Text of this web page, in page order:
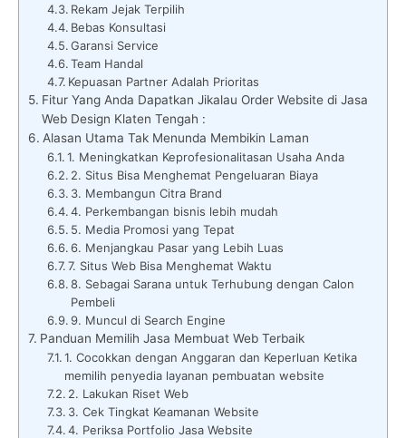
Rekam Jejak Terpilih
Bebas Konsultasi
Garansi Service
Team Handal
Kepuasan Partner Adalah Prioritas
Fitur Yang Anda Dapatkan Jikalau Order Website di Jasa
Web Design Klaten Tengah :
Alasan Utama Tak Menunda Membikin Laman
1. Meningkatkan Keprofesionalitasan Usaha Anda
2. Situs Bisa Menghemat Pengeluaran Biaya
3. Membangun Citra Brand
4. Perkembangan bisnis lebih mudah
5. Media Promosi yang Tepat
6. Menjangkau Pasar yang Lebih Luas
7. Situs Web Bisa Menghemat Waktu
8. Sebagai Sarana untuk Terhubung dengan Calon
Pembeli
9. Muncul di Search Engine
Panduan Memilih Jasa Membuat Web Terbaik
1. Cocokkan dengan Anggaran dan Keperluan Ketika
memilih penyedia layanan pembuatan website
2. Lakukan Riset Web
3. Cek Tingkat Keamanan Website
4. Periksa Portfolio Jasa Website